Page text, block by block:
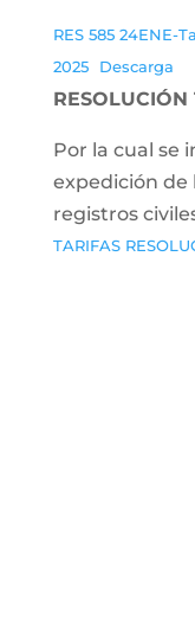
RES 585 24ENE-
2025
Descarga
RESOLUCIÓN
Por la cual se
expedición de
registros
TARIFAS